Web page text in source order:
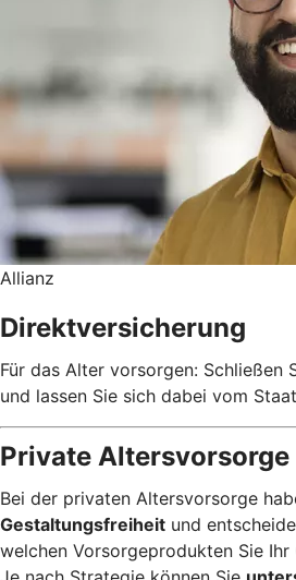
Allianz
Direktversicherung
Für das Alter vorsorgen: Schließen
und lassen Sie sich dabei vom
Private Altersvorsorge
Bei der privaten Altersvorsorge
Gestaltungsfreiheit und
welchen Vorsorgeprodukten Sie Ihr